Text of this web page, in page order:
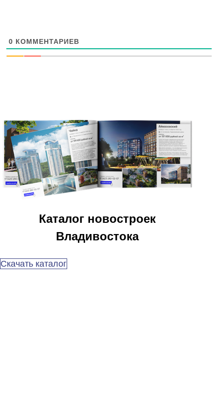
0 КОММЕНТАРИЕВ
Каталог новостроек
Владивостока
Скачать каталог